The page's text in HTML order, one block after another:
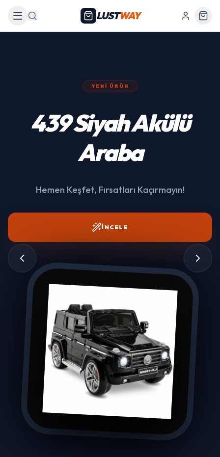
Arama LUSTWAY
YENI ÜRÜN
439 Siyah Akülü
Araba
Hemen Keşfet, Fırsatları Kaçırmayın!
İNCELE